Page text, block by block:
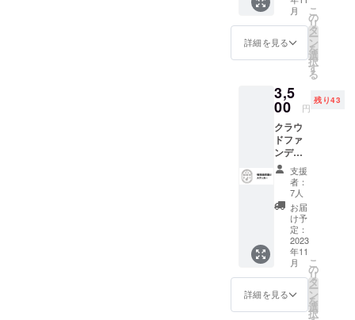
古民家をセ
ベーション
域活動も行
い、2020年8
月に自身の2
店舗目とな
『DONGRE
E BOOKS &
SOTRY
CAFE』を
オープン。
現在も湖南
市石部にて
活動継続
中。
メッ
セージ
メール
を送ら
せてい
ます。
月
詳細を見る
こ
の
リ
タ
ー
ン
を
選
択
す
る
3,5
00 円
残り43
クラウ
ドファ
ンディ
ング限
定の喫
茶焙煎
室dロゴ
マーク
ステッ
カー
を、お
礼にお
渡しし
ます！
こちら
は普通
支援
者：
7人
お届
け予
定：
2023
年11
月
詳細を見る
こ
の
リ
タ
ー
ン
を
選
択